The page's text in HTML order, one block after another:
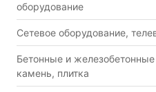
оборудование
Сетевое оборудование,
Бетонные и
камень, плитка